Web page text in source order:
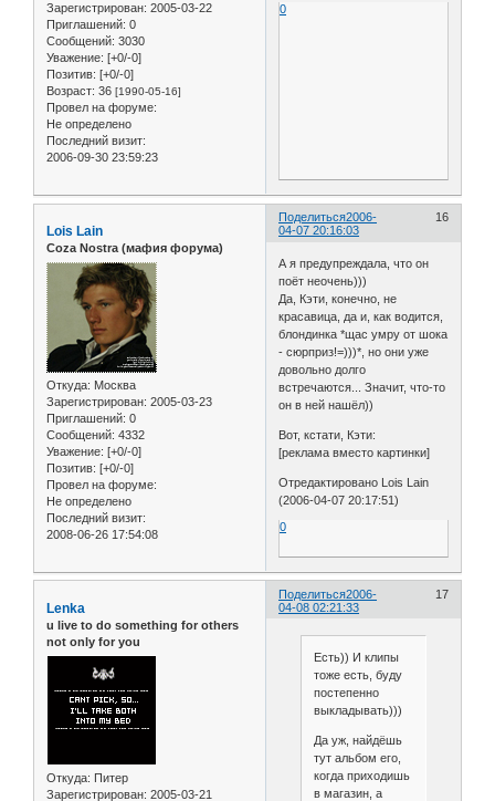
Зарегистрирован: 2005-03-22
Приглашений: 0
Сообщений: 3030
Уважение: [+0/-0]
Позитив: [+0/-0]
Возраст: 36 [1990-05-16]
Провел на форуме:
Не определено
Последний визит:
2006-09-30 23:59:23
0
Поделиться 16
2006-
04-07 20:16:03
Lois Lain
Coza Nostra (мафия форума)
Откуда: Москва
Зарегистрирован: 2005-03-23
Приглашений: 0
Сообщений: 4332
Уважение: [+0/-0]
Позитив: [+0/-0]
Провел на форуме:
Не определено
Последний визит:
2008-06-26 17:54:08
А я предупреждала, что он
поёт неочень)))
Да, Кэти, конечно, не
красавица, да и, как водится,
блондинка *щас умру от шока
- сюрприз!=)))*, но они уже
довольно долго
встречаются... Значит, что-то
он в ней нашёл))
Вот, кстати, Кэти:
[реклама вместо картинки]
Отредактировано Lois Lain
(2006-04-07 20:17:51)
0
Поделиться 17
2006-
04-08 02:21:33
Lenka
u live to do something for others
not only for you
Откуда: Питер
Зарегистрирован: 2005-03-21
Есть)) И клипы
тоже есть, буду
постепенно
выкладывать)))
Да уж, найдёшь
тут альбом его,
когда приходишь
в магазин, а